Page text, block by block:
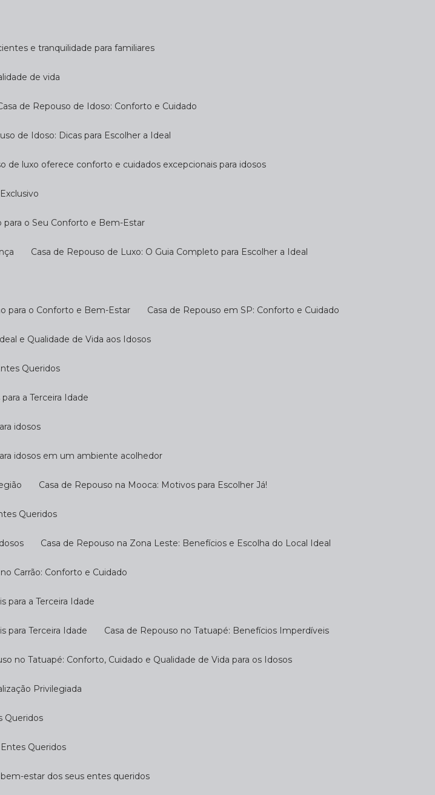
e tranquilidade para familiares
de vida
Casa de Repouso de Idoso: Conforto e Cuidado
de Idoso: Dicas para Escolher a Ideal
de luxo oferece conforto e cuidados excepcionais para idosos
para o Seu Conforto e Bem-Estar
Casa de Repouso de Luxo: O Guia Completo para Escolher a Ideal
para o Conforto e Bem-Estar Casa de Repouso em SP: Conforto e Cuidado
e Qualidade de Vida aos Idosos
Queridos
a Terceira Idade
idosos
idosos em um ambiente acolhedor
Casa de Repouso na Mooca: Motivos para Escolher Já!
Queridos
Casa de Repouso na Zona Leste: Benefícios e Escolha do Local Ideal
no Carrão: Conforto e Cuidado
para a Terceira Idade
para Terceira Idade Casa de Repouso no Tatuapé: Benefícios Imperdíveis
no Tatuapé: Conforto, Cuidado e Qualidade de Vida para os Idosos
Privilegiada
Queridos
Queridos
bem-estar dos seus entes queridos